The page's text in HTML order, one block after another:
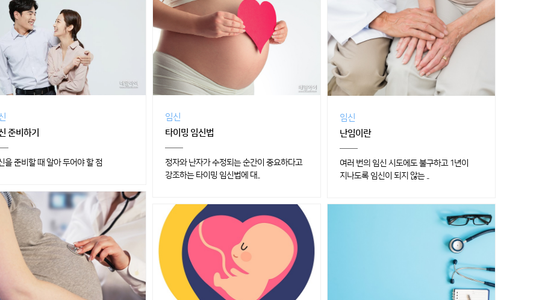
준비하기
을 준비할 때 알아 두어야 할 점
임신
타이밍 임신법
정자와 난자가 수정되는 순간이 중요하다고
강조하는 타이밍 임신법에 대..
임신
난임이란
여러 번의 임신 시도에도 불구하고 1년이
지나도록 임신이 되지 않는 ..